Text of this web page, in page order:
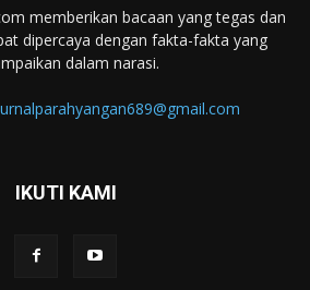
memberikan bacaan yang tegas dan
dipercaya dengan fakta-fakta yang
dalam narasi.
IKUTI KAMI